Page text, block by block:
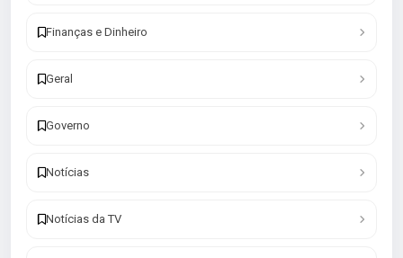
Finanças e Dinheiro
Geral
Governo
Notícias
Notícias da TV